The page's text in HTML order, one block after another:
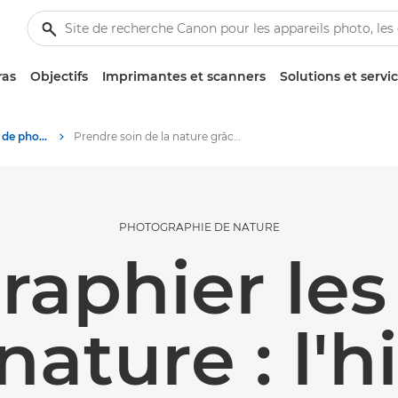
Objectifs Imprimantes et scanners Solutions et
Des histoires à propos de photographie et de créativité Prendre soin de la nature grâce à la photographie
PHOTOGRAPHIE DE NATURE
: